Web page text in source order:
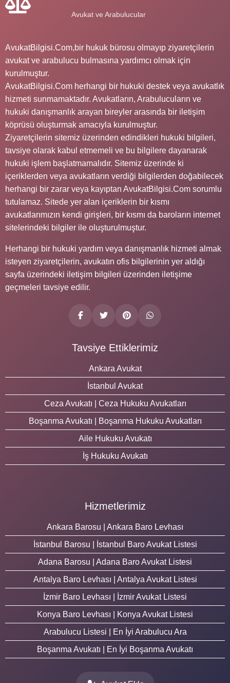
Avukat ve Arabulucular
AvukatBilgisi.Com,bir hukuk bürosu olmayıp ziyaretçilerin
avukat ve arabulucu bulmasına yardımcı olmak için
kurulmuştur.
AvukatBilgisi.Com herhangi bir hukuki destek veya avukatlık
hizmeti sunmamaktadır. Avukatların, Arabulucuların ve
hukuki danışmanlık arayan bireyler arasında bir iletişim
köprüsü oluşturmak amacıyla kurulmuştur.
Ziyaretçilerin sitemiz üzerinden edindikleri hukuki bilgileri,
tavsiye olarak kabul etmemeli ve bu bilgilere dayanarak
hukuki işlem başlatmamalıdır. Sitemiz üzerinde ki
içeriklerden veya avukatların verdiği bilgilerden doğabilecek
herhangi bir zarar veya kayıptan AvukatBilgisi.Com sorumlu
tutulamaz. Sitede yer alan içeriklerin bir kısmı
avukatlarımızın kendi girişleri, bir kısmı da baroların internet
sitelerindeki bilgiler ile oluşturulmuştur.
Herhangi bir hukuki yardım veya danışmanlık hizmeti almak
isteyen ziyaretçilerin, avukatın ofis bilgilerinin yer aldığı
sayfa üzerindeki iletişim bilgileri üzerinden iletişime
geçmeleri tavsiye edilir.
Tavsiye Ettiklerimiz
Ankara Avukat
İstanbul Avukat
Ceza Avukatı | Ceza Hukuku Avukatları
Boşanma Avukatı | Boşanma Hukuku Avukatları
Aile Hukuku Avukatı
İş Hukuku Avukatı
Hizmetlerimiz
Ankara Barosu | Ankara Baro Levhası
İstanbul Barosu | İstanbul Baro Avukat Listesi
Adana Barosu | Adana Baro Avukat Listesi
Antalya Baro Levhası | Antalya Avukat Listesi
İzmir Baro Levhası | İzmir Avukat Listesi
Konya Baro Levhası | Konya Avukat Listesi
Arabulucu Listesi | En İyi Arabulucu Ara
Boşanma Avukatı | En İyi Boşanma Avukatı